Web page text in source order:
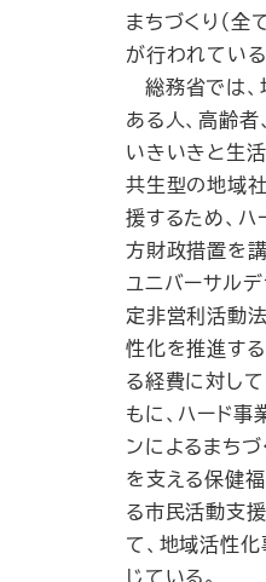
まちづくり（全
が行われている
総務省では
ある人、高齢
いきいきと生
共生型の地域
援するため、ハ
方財政措置を講
ユニバーサル
定非営利活動
性化を推進す
る経費に対し
もに、ハード事
ンによるまち
を支える保健
る市民活動支
て、地域活性
じている。